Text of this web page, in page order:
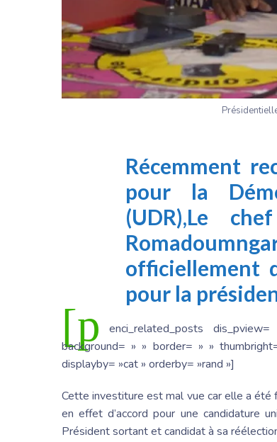
Récemment
pour la
(UDR),Le
officiellement
pour la
[p
enci_related_posts
background= » » border= » »
displayby= »cat » orderby= »rand »]
Cette investiture est mal vue car elle a été
en effet d’accord pour une candidature
Président sortant et candidat à sa